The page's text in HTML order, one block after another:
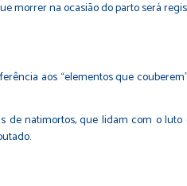
morrer na ocasião do parto será
aos “elementos que
natimortos, que lidam com o